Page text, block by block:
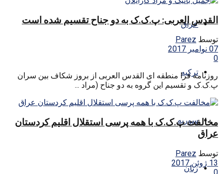
عراق
ترکیه
سوریه
زنان
القدس العربی: پ.ک.ک به دو جناح تقسیم شده است
توسط Parez
07 نوامبر 2017
0
روزنامه فرا منطقه ای القدس العربی از بروز شکاف بین سران
پ.ک.ک و تقسیم این گروه به دو جناح (مراد ...
مخالفت پ.ک.ک با همه پرسی استقلال اقلیم کردستان
عراق
توسط Parez
13 ژوئن 2017